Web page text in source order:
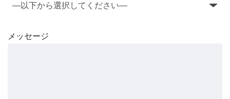
メッセージ